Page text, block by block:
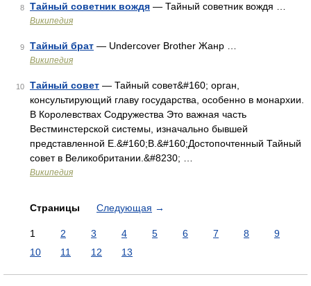
8 Тайный советник вождя — Тайный советник вождя …
Википедия
9 Тайный брат — Undercover Brother Жанр …
Википедия
10 Тайный совет — Тайный совет&#160; орган,
консультирующий главу государства, особенно в монархии.
В Королевствах Содружества Это важная часть
Вестминстерской системы, изначально бывшей
представленной Е.&#160;В.&#160;Достопочтенный Тайный
совет в Великобритании.&#8230; …
Википедия
Страницы Следующая →
1 2 3 4 5 6 7 8
9
10
11 12 13